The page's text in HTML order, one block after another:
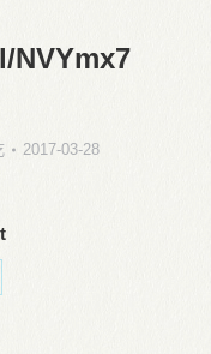
NVYmx7
2017-03-28